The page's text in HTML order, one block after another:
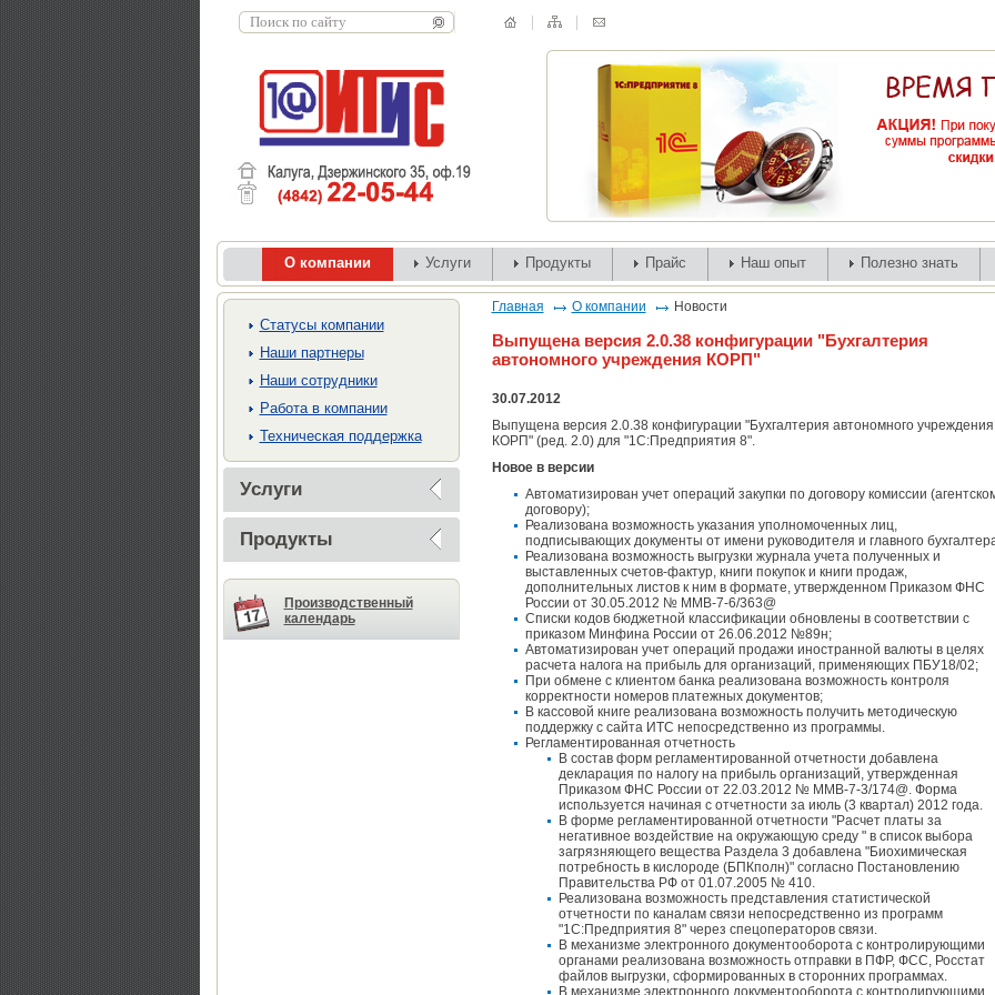
О компании Услуги Продукты Прайс Наш опыт Полезно знать
Cтатусы компании
Наши партнеры
Наши сотрудники
Работа в компании
Техническая поддержка
Услуги
Продукты
Производственный
календарь
Главная О компании Новости
Выпущена версия 2.0.38 конфигурации "Бухгалтерия
автономного учреждения КОРП"
30.07.2012
Выпущена версия 2.0.38 конфигурации "Бухгалтерия автономного учреждения
КОРП" (ред. 2.0) для "1С:Предприятия 8".
Новое в версии
Автоматизирован учет операций закупки по договору комиссии
договору);
Реализована возможность указания уполномоченных лиц,
подписывающих документы от имени руководителя и главного
Реализована возможность выгрузки журнала учета полученных и
выставленных счетов-фактур, книги покупок и книги продаж,
дополнительных листов к ним в формате, утвержденном Приказом ФНС
России от 30.05.2012 № ММВ-7-6/363@
Списки кодов бюджетной классификации обновлены в соответствии с
приказом Минфина России от 26.06.2012 №89н;
Автоматизирован учет операций продажи иностранной валюты в целях
расчета налога на прибыль для организаций, применяющих ПБУ18/02;
При обмене с клиентом банка реализована возможность контроля
корректности номеров платежных документов;
В кассовой книге реализована возможность получить методическую
поддержку с сайта ИТС непосредственно из программы.
Регламентированная отчетность
В состав форм регламентированной отчетности добавлена
декларация по налогу на прибыль организаций, утвержденная
Приказом ФНС России от 22.03.2012 № ММВ-7-3/174@. Форма
используется начиная с отчетности за июль (3 квартал) 2012 года.
В форме регламентированной отчетности "Расчет платы за
негативное воздействие на окружающую среду " в список выбора
загрязняющего вещества Раздела 3 добавлена "Биохимическая
потребность в кислороде (БПКполн)" согласно Постановлению
Правительства РФ от 01.07.2005 № 410.
Реализована возможность представления статистической
отчетности по каналам связи непосредственно из программ
"1С:Предприятия 8" через спецоператоров связи.
В механизме электронного документооборота с контролирующими
органами реализована возможность отправки в ПФР, ФСС, Росстат
файлов выгрузки, сформированных в сторонних программах.
В механизме электронного документооборота с контролирующими